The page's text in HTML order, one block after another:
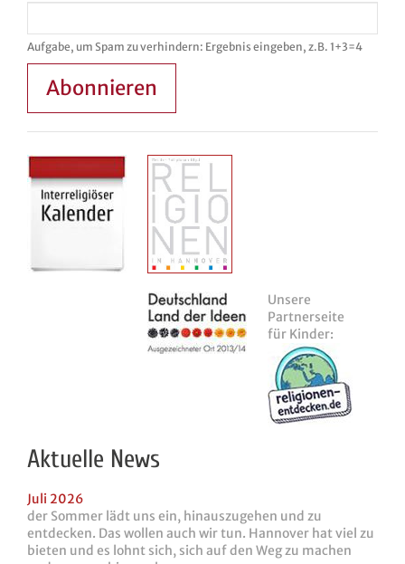
Aufgabe, um Spam zu verhindern: Ergebnis eingeben, z.B. 1+3=4
Abonnieren
Unsere
Partnerseite
für Kinder:
Aktuelle News
Juli 2026
der Sommer lädt uns ein, hinauszugehen und zu
entdecken. Das wollen auch wir tun. Hannover hat viel zu
bieten und es lohnt sich, sich auf den Weg zu machen